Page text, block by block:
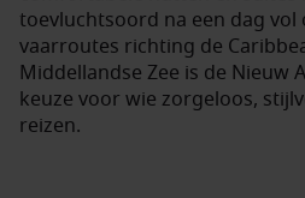
toevluchtsoord na een dag
vaarroutes richting de
Middellandse Zee is de Nieuw
keuze voor wie zorgeloos,
reizen.